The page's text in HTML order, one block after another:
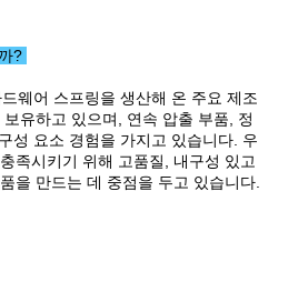
?
웨어 스프링을 생산해 온 주요 제조
유하고 있으며, 연속 압출 부품, 정
성 요소 경험을 가지고 있습니다. 우
족시키기 위해 고품질, 내구성 있고
을 만드는 데 중점을 두고 있습니다.